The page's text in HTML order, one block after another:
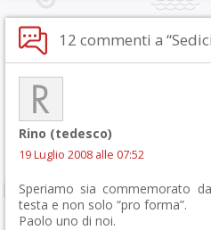
12 commenti a
Rino (tedesco)
19 Luglio 2008 alle 07:52
Speriamo sia commemorato
testa e non solo “pro forma”.
Paolo uno di noi.